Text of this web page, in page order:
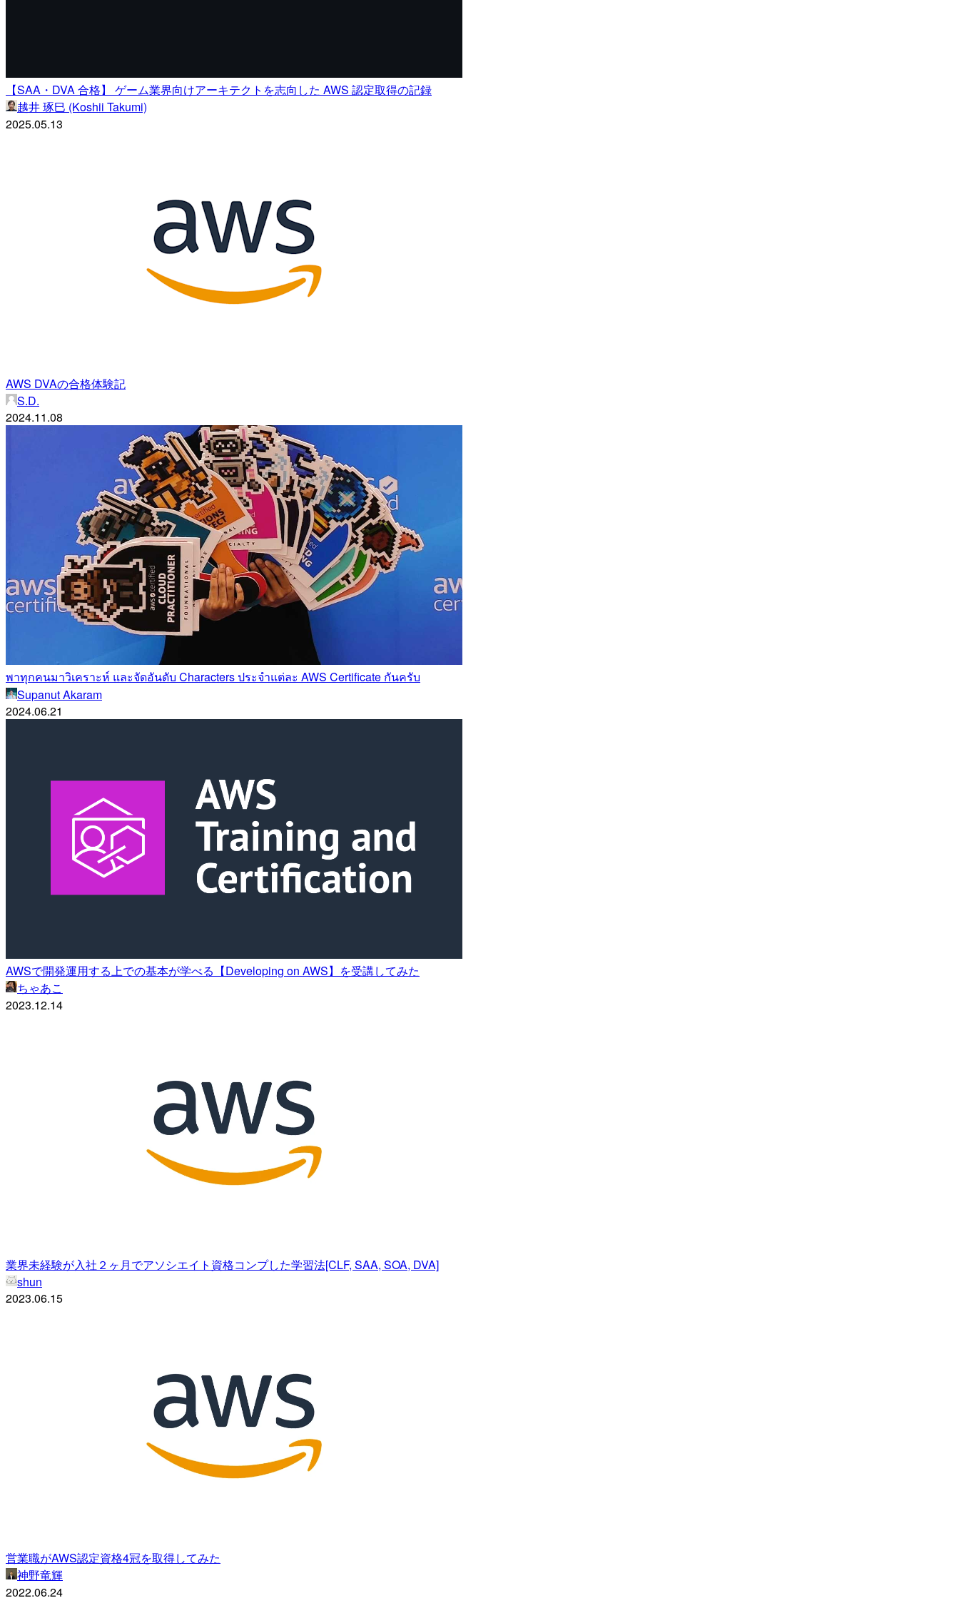
【SAA・DVA 合格】 ゲーム業界向けアーキテクトを志向した AWS 認定取得の記録
越井 琢巳 (Koshii Takumi)
2025.05.13
AWS DVAの合格体験記
S.D.
2024.11.08
พาทุกคนมาวิเคราะห์ และจัดอันดับ Characters ประจำแต่ละ AWS Certificate กันครับ
Supanut Akaram
2024.06.21
AWSで開発運用する上での基本が学べる【Developing on AWS】を受講してみた
ちゃあこ
2023.12.14
業界未経験が入社２ヶ月でアソシエイト資格コンプした学習法[CLF, SAA, SOA, DVA]
shun
2023.06.15
営業職がAWS認定資格4冠を取得してみた
神野竜輝
2022.06.24